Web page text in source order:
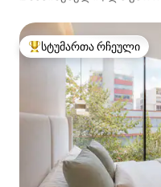
სტუმართა რჩეული
სტუმართა რჩეული